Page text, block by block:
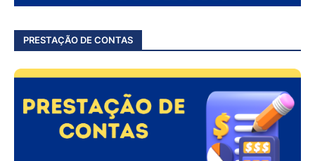
PRESTAÇÃO DE CONTAS